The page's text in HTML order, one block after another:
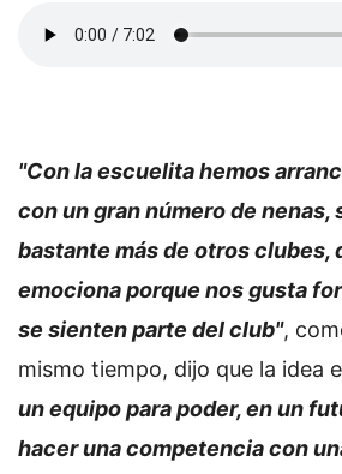
"Con la escuelita hemos
con un gran número de nenas,
bastante más de otros clubes,
emociona porque nos gusta
se sienten parte del club",
mismo tiempo, dijo que la idea
un equipo para poder, en un
hacer una competencia con